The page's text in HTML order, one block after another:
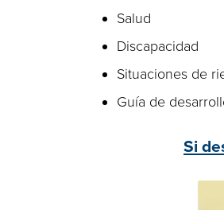
Salud
Discapacidad
Situaciones de
Guía de
Si